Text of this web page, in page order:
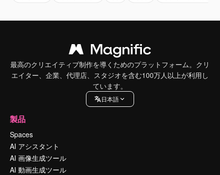
最高のクリエイティブ制作を導くためのプラットフォーム。クリ
エイター、企業、代理店、スタジオを含む100万人以上が利用し
ています。
日本語
製品
Spaces
AI アシスタント
AI 画像生成ツール
AI 動画生成ツール